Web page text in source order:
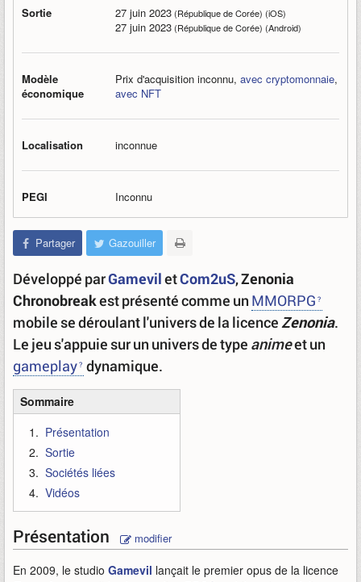
Sortie
27 juin 2023(République de Corée) (iOS)
27 juin 2023(République de Corée) (Android)
Modèle
économique
Prix d'acquisition inconnu, avec cryptomonnaie,
avec NFT
Localisation inconnue
PEGI Inconnu
Partager Gazouiller
Développé parGameviletCom2uS,Zenonia
Chronobreakest présenté comme un MMORPG
mobile se déroulant l'univers de la licenceZenonia.
Le jeu s'appuie sur un univers de type animeet un
gameplay dynamique.
Sommaire
Présentation
Sortie
Sociétés liées
Vidéos
Présentation modifier
En 2009, le studio Gamevil lançait le premier opus de la licence